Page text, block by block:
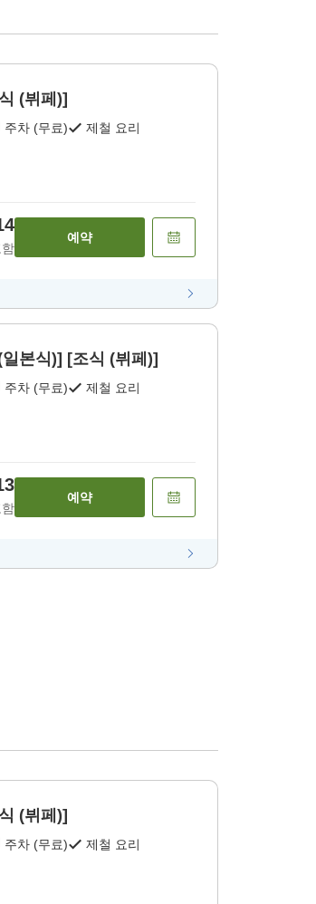
(뷔페)]
주차 (무료)
제철 요리
예약
본식)] [조식 (뷔페)]
주차 (무료)
제철 요리
예약
(뷔페)]
주차 (무료)
제철 요리